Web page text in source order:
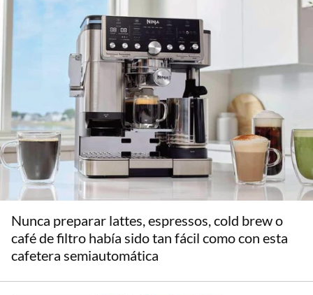
Nunca preparar lattes, espressos, cold brew o
café de filtro había sido tan fácil como con esta
cafetera semiautomática